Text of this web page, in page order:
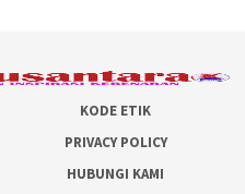
KODE ETIK
PRIVACY POLICY
HUBUNGI KAMI